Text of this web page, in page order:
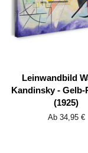
Leinwandbild
Kandinsky - Gelb-
(1925)
Ab 34,95 €